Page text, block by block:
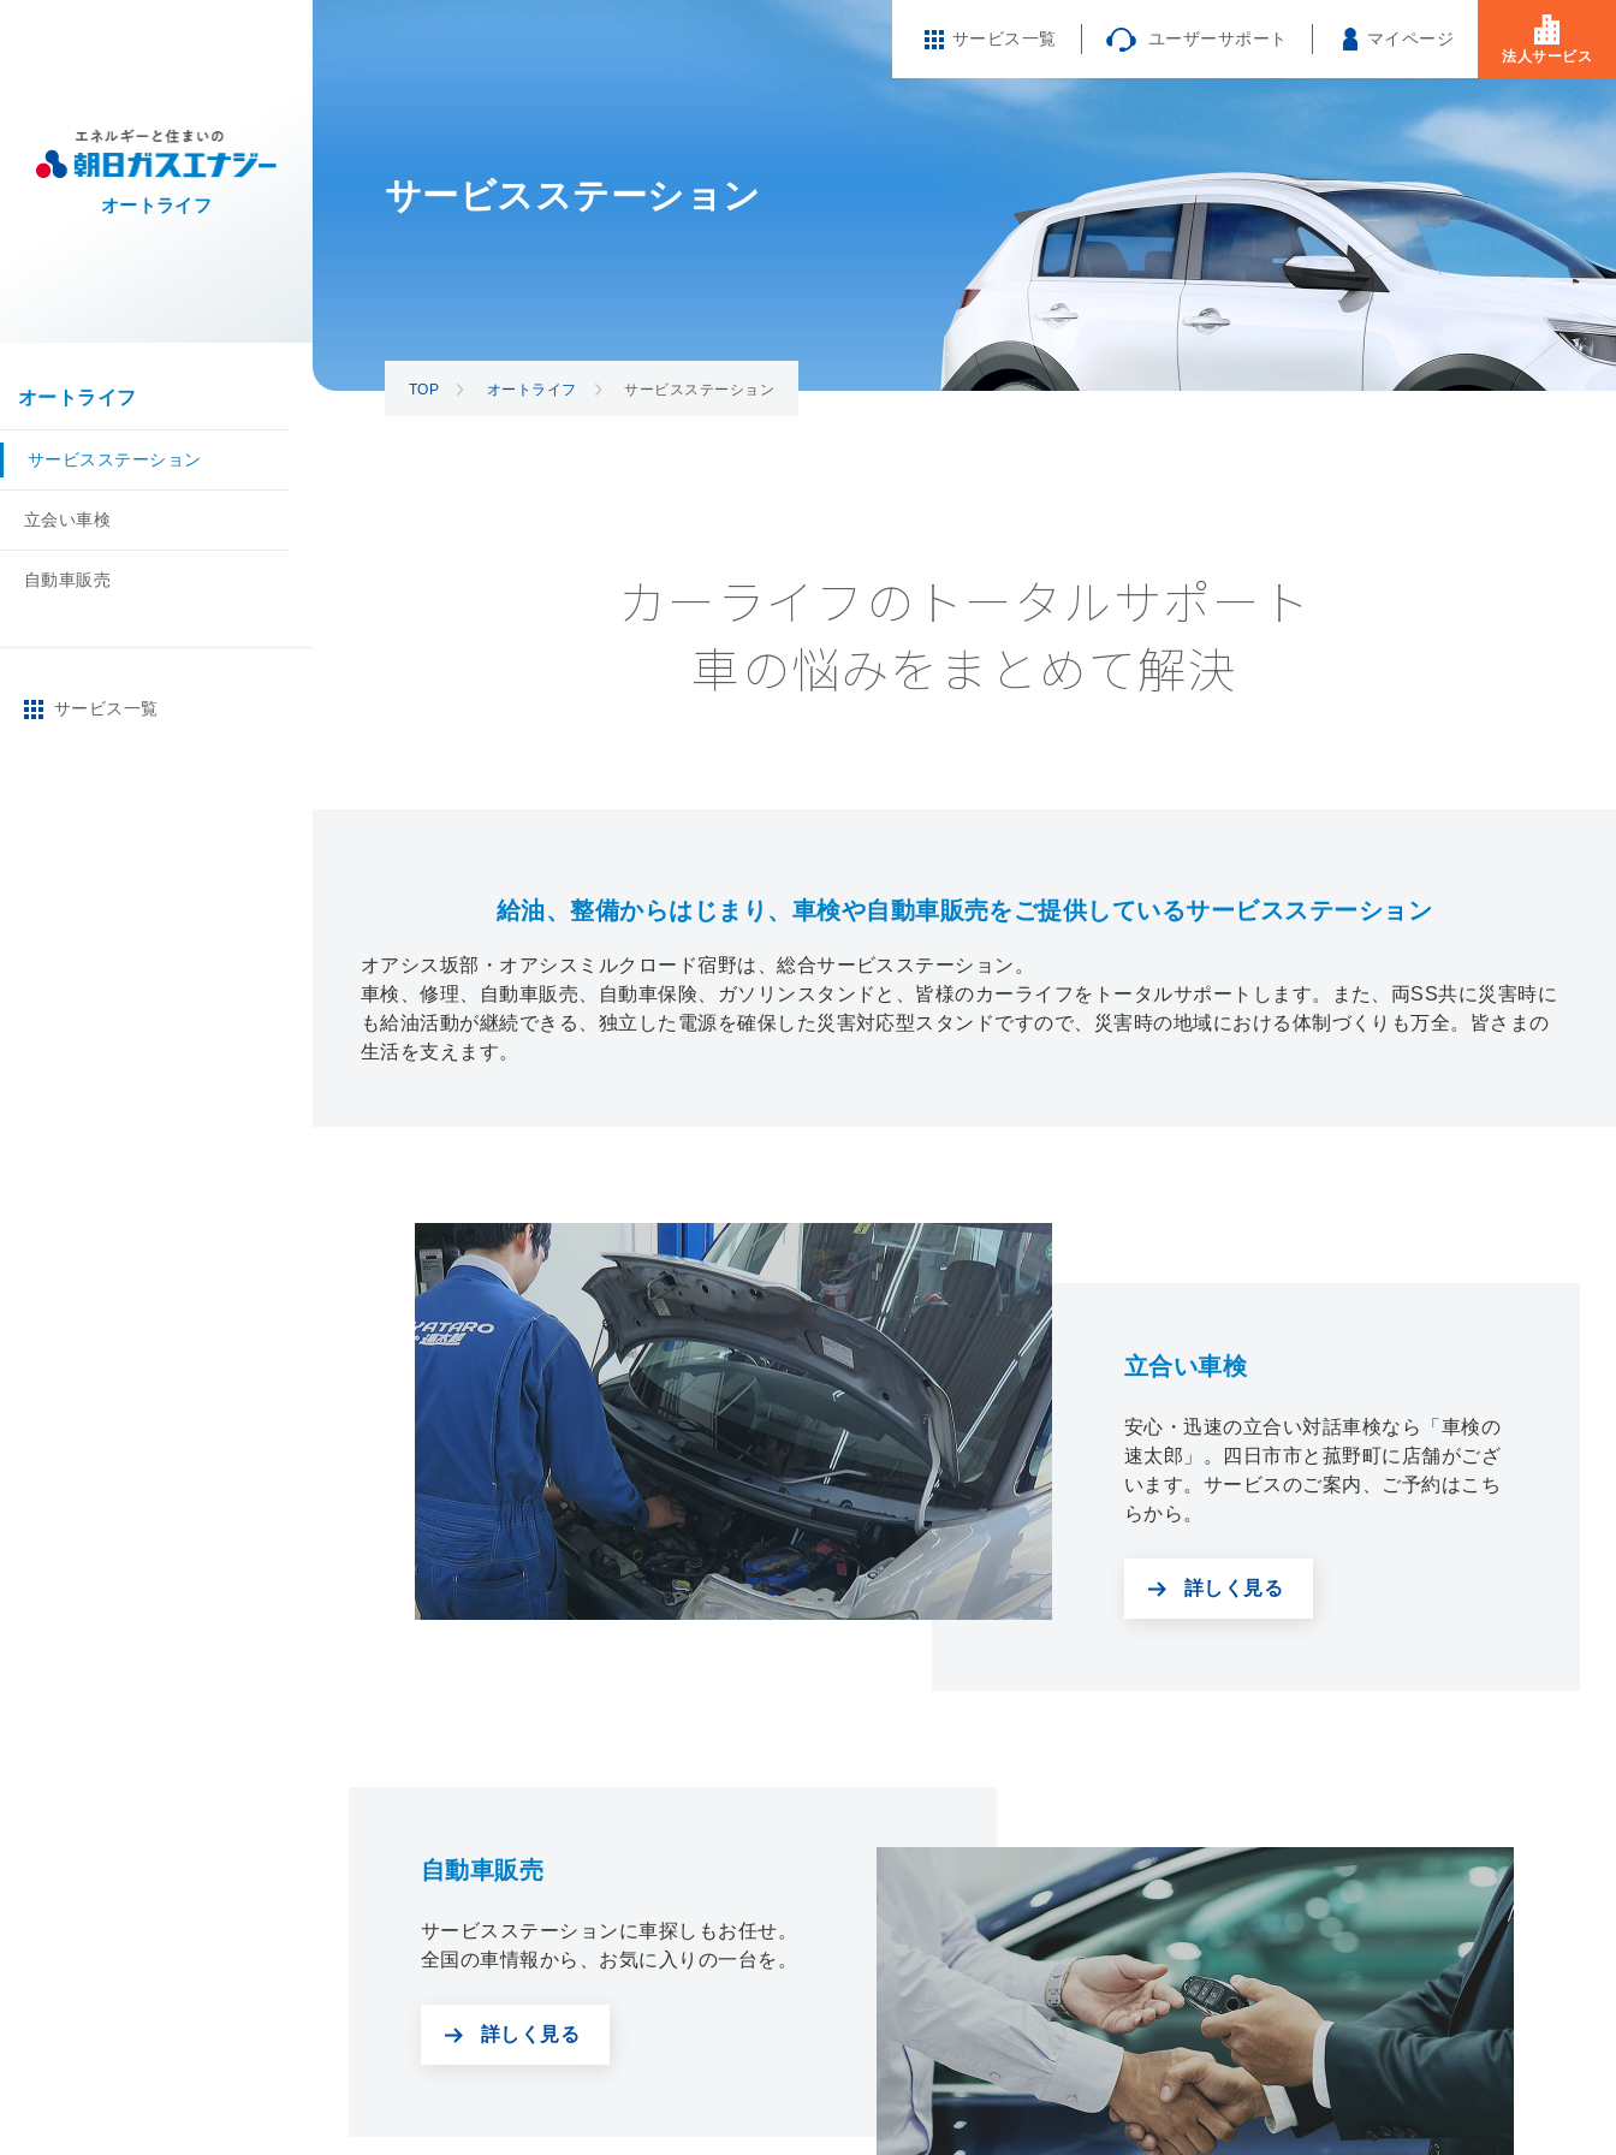
オートライフ
オートライフ
サービスステーション
立会い車検
自動車販売
サービス一覧
電気 オートライフ
サービス一覧 ユーザーサポート マイページ
法人サービス
サービスステーション
TOP オートライフ サービスステーション
カーライフのトータルサポート
車の悩みをまとめて解決
給油、整備からはじまり、車検や自動車販売をご提供しているサービスステーション
オアシス坂部・オアシスミルクロード宿野は、総合サービスステーション。
車検、修理、自動車販売、自動車保険、ガソリンスタンドと、皆様のカーライフをトータルサポートします。また、両SS共に災害時に
も給油活動が継続できる、独立した電源を確保した災害対応型スタンドですので、災害時の地域における体制づくりも万全。皆さまの
生活を支えます。
立合い車検
安心・迅速の立合い対話車検なら「車検の
速太郎」。四日市市と菰野町に店舗がござ
います。サービスのご案内、ご予約はこち
らから。
詳しく見る
自動車販売
サービスステーションに車探しもお任せ。
全国の車情報から、お気に入りの一台を。
詳しく見る